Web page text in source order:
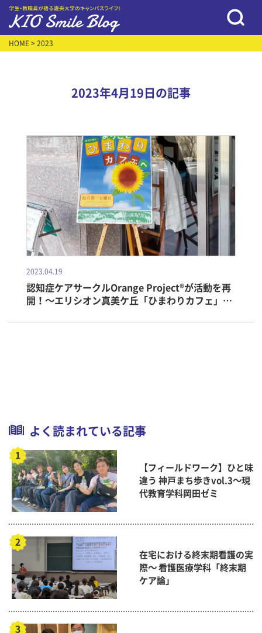
HOME > 2023
2023年4月19日の記事
2023.04.19
認知症ケアサークルOrange Project®が活動を再
開！～エリシオン真美ケ丘「ひまわりカフェ」活
よく読まれている記事
【フィールドワーク】ひと味
違う 神戸まち歩きvol.3～現
代教育学科岡田ゼミ
在宅における終末期看護の実
際～ 看護医療学科「終末期
ケア論」